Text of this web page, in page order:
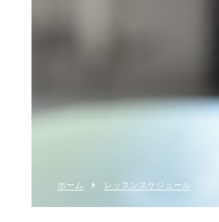
ホーム レッスンスケジュール